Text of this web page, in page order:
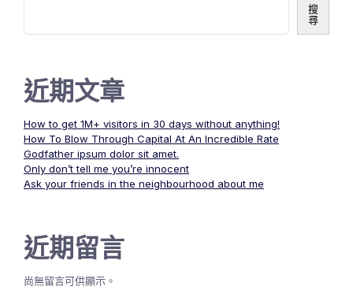
搜
尋
近期文章
How to get 1M+ visitors in 30 days without anything!
How To Blow Through Capital At An Incredible Rate
Godfather ipsum dolor sit amet.
Only don’t tell me you’re innocent
Ask your friends in the neighbourhood about me
近期留言
尚無留言可供顯示。